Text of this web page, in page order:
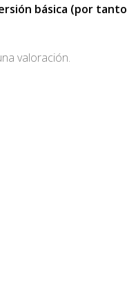
básica (por
valoración.